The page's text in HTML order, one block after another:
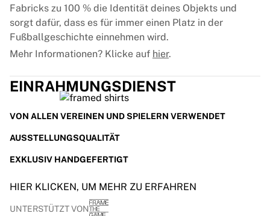
Fabricks zu 100 % die Identität deines Objekts und
sorgt dafür, dass es für immer einen Platz in der
Fußballgeschichte einnehmen wird.
Mehr Informationen? Klicke auf hier.
EINRAHMUNGSDIENST
VON ALLEN VEREINEN UND SPIELERN VERWENDET
AUSSTELLUNGSQUALITÄT
EXKLUSIV HANDGEFERTIGT
HIER KLICKEN, UM MEHR ZU ERFAHREN
UNTERSTÜTZT VON